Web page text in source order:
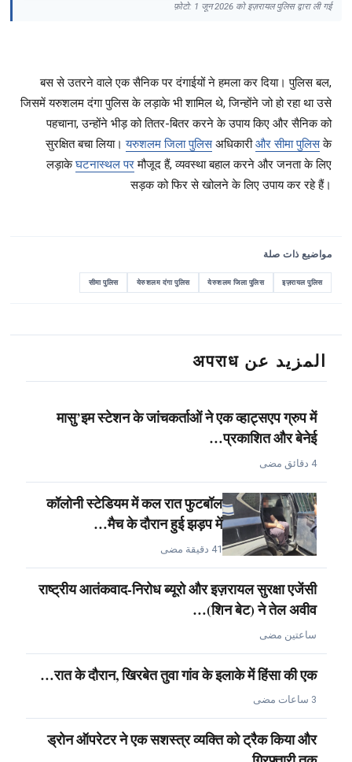
फ़ोटो: 1 जून 2026 को इज़रायल पुलिस द्वारा ली गई
बस से उतरने वाले एक सैनिक पर दंगाईयों ने हमला कर दिया। पुलिस बल,
जिसमें यरुशलम दंगा पुलिस के लड़ाके भी शामिल थे, जिन्होंने जो हो रहा था उसे
पहचाना, उन्होंने भीड़ को तितर-बितर करने के उपाय किए और सैनिक को
सुरक्षित बचा लिया।यरुशलम जिला पुलिसअधिकारीऔर सीमा पुलिसके
लड़ाकेघटनास्थल परमौजूद हैं, व्यवस्था बहाल करने और जनता के लिए
सड़क को फिर से खोलने के लिए उपाय कर रहे हैं।
مواضيع ذات صلة
इज़रायल पुलिस
येरुशलम जिला पुलिस
येरुशलम दंगा पुलिस
सीमा पुलिस
المزيد عن अपराध
मासु’इम स्टेशन के जांचकर्ताओं ने एक व्हाट्सएप ग्रुप में
प्रकाशित और बेनेई…
4 دقائق مضى
कॉलोनी स्टेडियम में कल रात फुटबॉल
मैच के दौरान हुई झड़प में…
41 دقيقة مضى
राष्ट्रीय आतंकवाद-निरोध ब्यूरो और इज़रायल सुरक्षा एजेंसी
(शिन बेट) ने तेल अवीव…
ساعتين مضى
रात के दौरान, खिरबेत तुवा गांव के इलाके में हिंसा की एक…
3 ساعات مضى
ड्रोन ऑपरेटर ने एक सशस्त्र व्यक्ति को ट्रैक किया और